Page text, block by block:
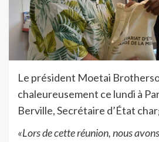
Le président Moetai
chaleureusement ce lundi à
Berville, Secrétaire d’État
«Lors de cette réunion, nous